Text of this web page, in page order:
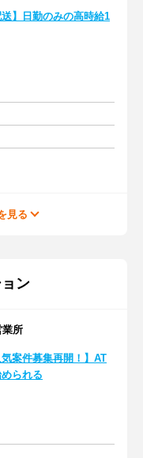
送】日勤のみの高時給1
見る
ン
業所
気案件募集再開！】AT
られる